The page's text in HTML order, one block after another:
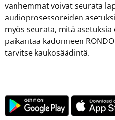
vanhemmat voivat seurata
audioprosessoreiden
myös seurata, mitä
paikantaa kadonneen
tarvitse kaukosäädintä.